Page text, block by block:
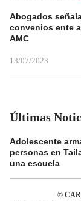
Abogados
convenios ente
AMC
13/07/2023
Últimas
Adolescente
personas en
una escuela
©